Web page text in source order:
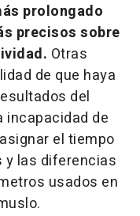
prolongado
precisos sobre
Otras
de que haya
del
incapacidad de
el tiempo
y las diferencias
usados en